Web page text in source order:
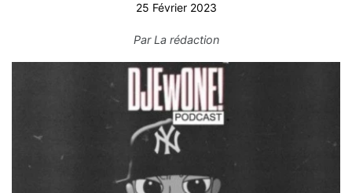
25 Février 2023
ParLa rédaction